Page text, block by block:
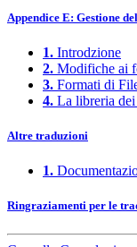
Appendice E: Gestione
1. Introdzione
2. Modifiche ai
3. Formati di
4. La libreria dei
Altre traduzioni
1.
Ringraziamenti per le